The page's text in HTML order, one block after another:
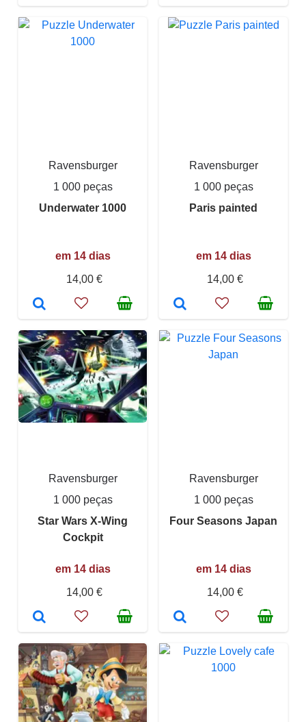
Ravensburger
1 000 peças
Underwater 1000
em 14 dias
14,00 €
Ravensburger
1 000 peças
Paris painted
em 14 dias
14,00 €
Ravensburger
1 000 peças
Star Wars X-Wing
Cockpit
em 14 dias
14,00 €
Ravensburger
1 000 peças
Four Seasons Japan
em 14 dias
14,00 €